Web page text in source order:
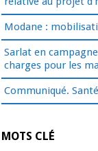
Modane :
Sarlat en
charges pour les
Communiqué.
MOTS CLÉ